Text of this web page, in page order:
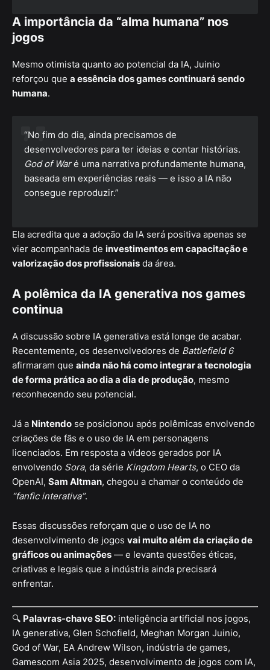
A importância da “alma humana” nos
jogos
Mesmo otimista quanto ao potencial da IA, Juinio
reforçou que a essência dos games continuará sendo
humana.
“No fim do dia, ainda precisamos de
desenvolvedores para ter ideias e contar histórias.
God of Waré uma narrativa profundamente humana,
baseada em experiências reais — e isso a IA não
consegue reproduzir.”
Ela acredita que a adoção da IA será positiva apenas se
vier acompanhada de investimentos em capacitação e
valorização dos profissionais da área.
A polêmica da IA generativa nos games
continua
A discussão sobre IA generativa está longe de acabar.
Recentemente, os desenvolvedores de Battlefield 6
afirmaram que ainda não há como integrar a tecnologia
de forma prática ao dia a dia de produção, mesmo
reconhecendo seu potencial.
Já a Nintendo se posicionou após polêmicas envolvendo
criações de fãs e o uso de IA em personagens
licenciados. Em resposta a vídeos gerados por IA
envolvendo Sora, da série Kingdom Hearts, o CEO da
OpenAI, Sam Altman, chegou a chamar o conteúdo de
“fanfic interativa”.
Essas discussões reforçam que o uso de IA no
desenvolvimento de jogos vai muito além da criação de
gráficos ou animações — e levanta questões éticas,
criativas e legais que a indústria ainda precisará
enfrentar.
🔍 Palavras-chave SEO: inteligência artificial nos jogos,
IA generativa, Glen Schofield, Meghan Morgan Juinio,
God of War, EA Andrew Wilson, indústria de games,
Gamescom Asia 2025, desenvolvimento de jogos com IA,